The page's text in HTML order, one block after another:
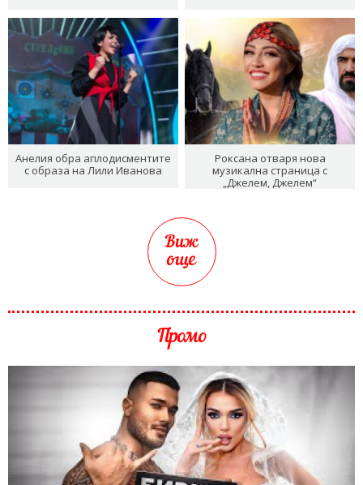
Анелия обра аплодисментите
с образа на Лили Иванова
Роксана отваря нова
музикална страница с
„Джелем, Джелем“
Виж
още
Промо